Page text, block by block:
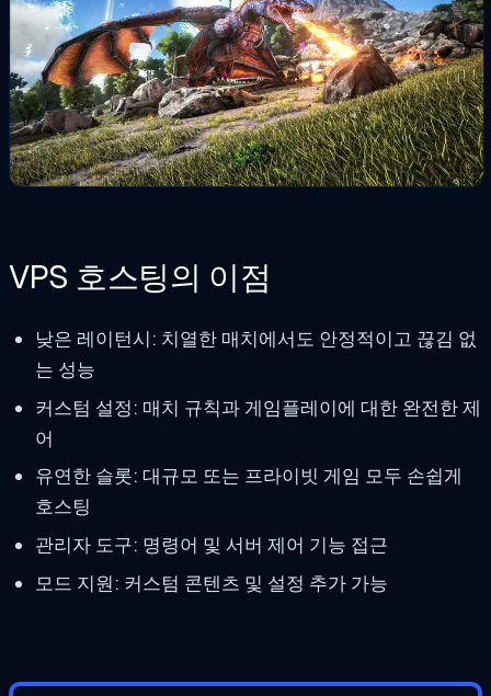
VPS 호스팅의 이점
낮은 레이턴시: 치열한 매치에서도 안정적이고 끊김 없
는 성능
커스텀 설정: 매치 규칙과 게임플레이에 대한 완전한 제
어
유연한 슬롯: 대규모 또는 프라이빗 게임 모두 손쉽게
호스팅
관리자 도구: 명령어 및 서버 제어 기능 접근
모드 지원: 커스텀 콘텐츠 및 설정 추가 가능